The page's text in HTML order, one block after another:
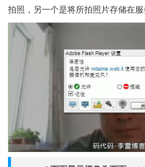
拍照，另一个是将所拍照片存储在服